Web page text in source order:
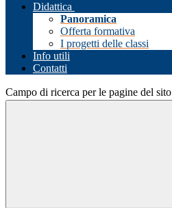
Didattica
Panoramica
Offerta formativa
I progetti delle classi
Info utili
Contatti
Campo di ricerca per le pagine del sito